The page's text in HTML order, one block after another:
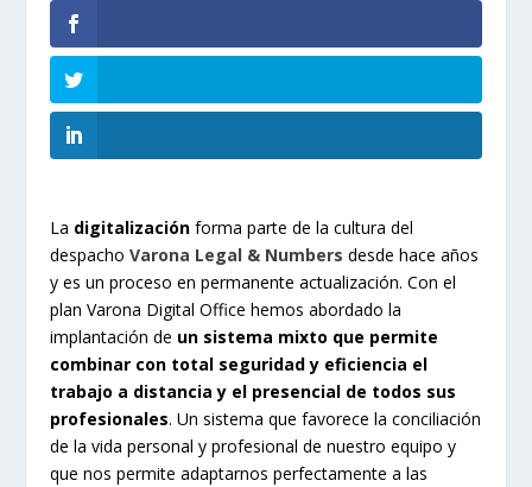
La digitalización forma parte de la cultura del
despachoVarona Legal & Numbers desde hace años
y es un proceso en permanente actualización. Con el
plan Varona Digital Office hemos abordado la
implantación de un sistema mixto que permite
combinar con total seguridad y eficiencia el
trabajo a distancia y el presencial de todos sus
profesionales. Un sistema que favorece la conciliación
de la vida personal y profesional de nuestro equipo y
que nos permite adaptarnos perfectamente a las